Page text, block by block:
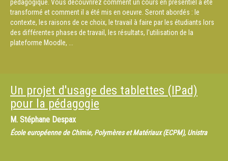
pédagogique. Vous découvrirez comment un cours en présentiel a été
transformé et comment il a été mis en oeuvre. Seront abordés : le
contexte, les raisons de ce choix, le travail à faire par les étudiants lors
des différentes phases de travail, les résultats, l'utilisation de la
plateforme Moodle, ...
Un projet d'usage des tablettes (IPad)
pour la pédagogie
M. Stéphane Despax
École européenne de Chimie, Polymères et Matériaux (ECPM), Unistra